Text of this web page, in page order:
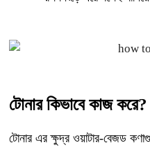
টোনার কিভাবে কাজ করে?
টোনার এর ক্ষুদ্র ওয়াটার-বেজড